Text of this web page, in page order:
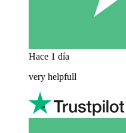
Hace 1 día
very helpfull